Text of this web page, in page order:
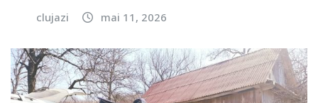
clujazi mai 11, 2026